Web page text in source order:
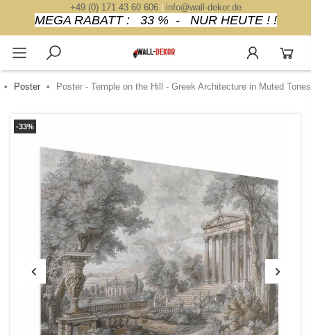
+49 (0) 171 43 60 606| info@wall-dekor.de
MEGA RABATT : 33 % - NUR HEUTE ! !
Poster Poster - Temple on the Hill - Greek Architecture in Muted Tones
-33%